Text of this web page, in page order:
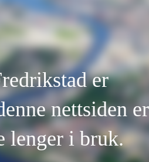
er
nettsiden er
lenger i bruk.